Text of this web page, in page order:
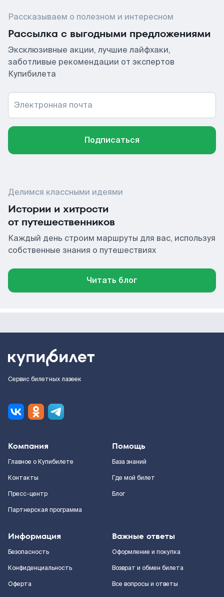
Рассказываем о полезном и интересном
Рассылка с выгодными предложениями
Эксклюзивные акции, лучшие лайфхаки,
заботливые рекомендации от экспертов
Купибилета
Электронная почта
Подписаться
Делимся классными идеями
Истории и хитрости
от путешественников
Каждый день строим маршруты для вас, используя
собственные знания о путешествиях
Читать блог
Сервис билетных лазеек
Компания
Главное о Купибилете
Контакты
Пресс-центр
Партнерская программа
Помощь
База знаний
Где мой билет
Блог
Информация
Безопасность
Конфиденциальность
Оферта
Важные ответы
Оформление и покупка
Возврат и обмен билета
Все вопросы и ответы